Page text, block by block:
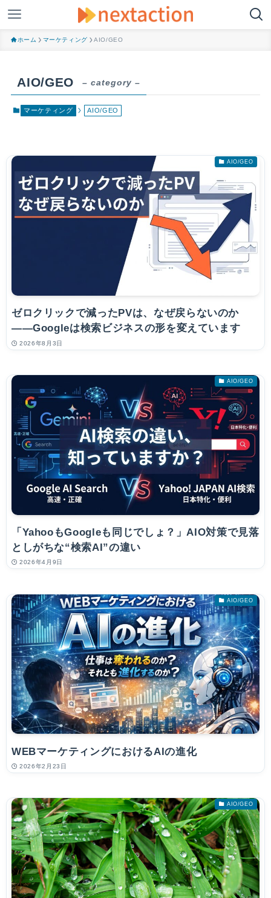
ホーム マーケティング AIO/GEO
AIO/GEO – category –
マーケティング AIO/GEO
AIO/GEO
ゼロクリックで減ったPVは、なぜ戻らないのか
――Googleは検索ビジネスの形を変えています
2026年8月3日
AIO/GEO
「YahooもGoogleも同じでしょ？」AIO対策で見落
としがちな“検索AI”の違い
2026年4月9日
AIO/GEO
WEBマーケティングにおけるAIの進化
2026年2月23日
AIO/GEO